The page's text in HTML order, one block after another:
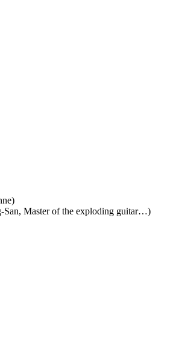
Master of the exploding guitar…)